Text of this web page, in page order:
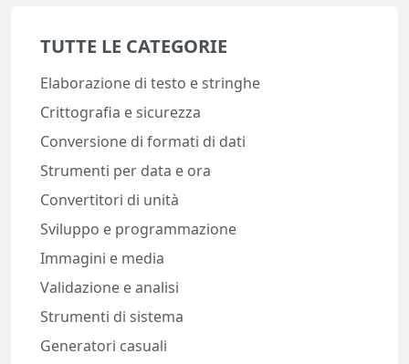
TUTTE LE CATEGORIE
Elaborazione di testo e stringhe
Crittografia e sicurezza
Conversione di formati di dati
Strumenti per data e ora
Convertitori di unità
Sviluppo e programmazione
Immagini e media
Validazione e analisi
Strumenti di sistema
Generatori casuali